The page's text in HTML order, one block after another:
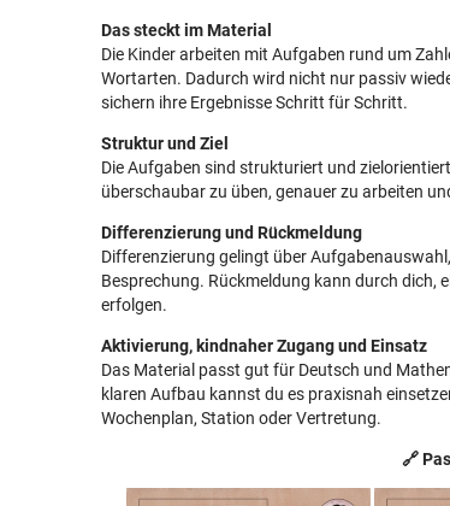
Das steckt im Material
Die Kinder arbeiten mit Aufgaben rund um
Wortarten. Dadurch wird nicht nur passiv
sichern ihre Ergebnisse Schritt für Schritt.
Struktur und Ziel
Die Aufgaben sind strukturiert und
überschaubar zu üben, genauer zu arbeiten
Differenzierung und Rückmeldung
Differenzierung gelingt über
Besprechung. Rückmeldung kann durch dich,
erfolgen.
Aktivierung, kindnaher Zugang und Einsatz
Das Material passt gut für Deutsch und
klaren Aufbau kannst du es praxisnah
Wochenplan, Station oder Vertretung.
🔗